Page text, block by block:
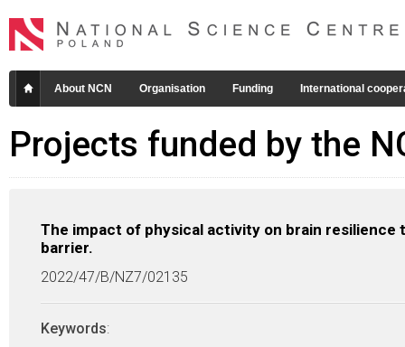
About NCN Organisation Funding International
Projects funded by the
The impact of physical activity on brain
barrier.
2022/47/B/NZ7/02135
Keywords: